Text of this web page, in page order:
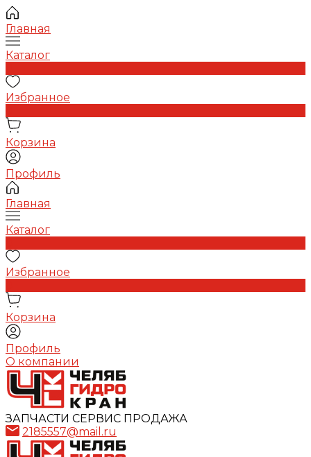
Главная
Каталог
Избранное
Корзина
Профиль
Главная
Каталог
Избранное
Корзина
Профиль
О компании
ЗАПЧАСТИ СЕРВИС ПРОДАЖА
2185557@mail.ru